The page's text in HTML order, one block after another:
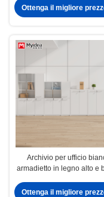
aziendale Armadio di
archiviazione di dati
Ottenga il migliore
Archivio per ufficio
armadietto in legno alto e
adatto per uffici, sale
Ottenga il migliore